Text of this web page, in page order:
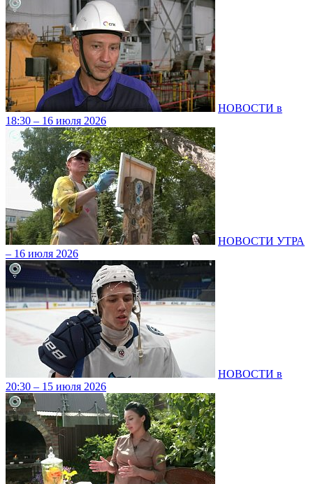
НОВОСТИ в
18:30 – 16 июля 2026
НОВОСТИ УТРА
– 16 июля 2026
НОВОСТИ в
20:30 – 15 июля 2026